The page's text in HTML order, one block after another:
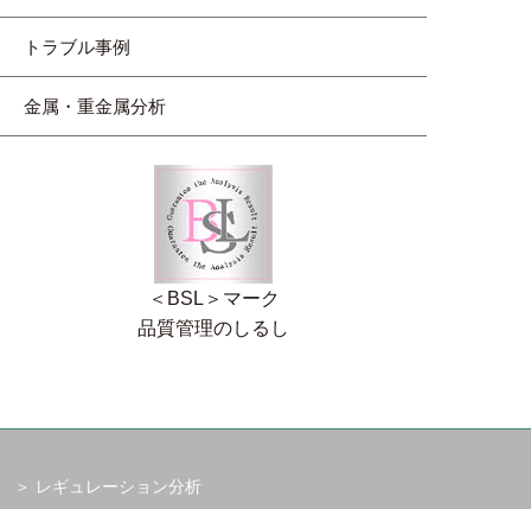
トラブル事例
金属・重金属分析
＜BSL＞マーク
品質管理のしるし
レギュレーション分析